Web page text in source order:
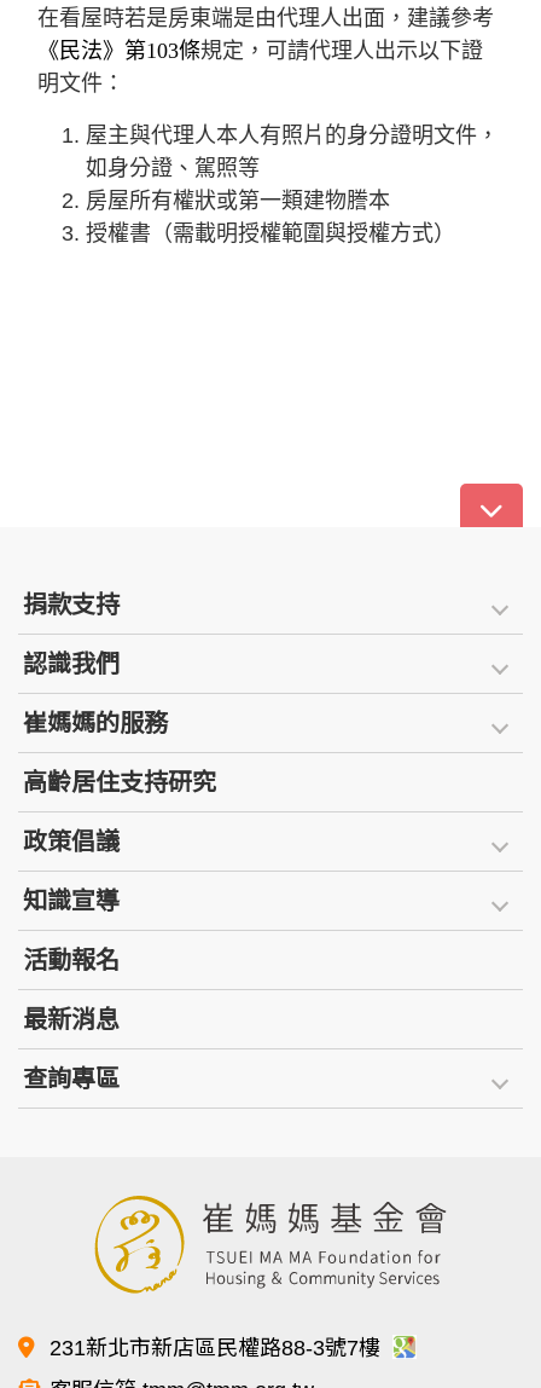
在看屋時若是房東端是由代理人出面，建議參考
《民法》第103條規定，可請代理人出示以下證
明文件：
屋主與代理人本人有照片的身分證明文件，
如身分證、駕照等
房屋所有權狀或第一類建物謄本
授權書（需載明授權範圍與授權方式）
捐款支持
認識我們
崔媽媽的服務
高齡居住支持研究
政策倡議
知識宣導
活動報名
最新消息
查詢專區
231新北市新店區民權路88-3號7樓